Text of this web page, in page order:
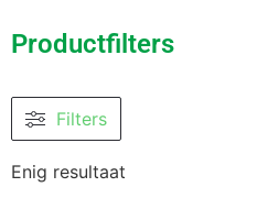
Productfilters
Filters
Enig resultaat